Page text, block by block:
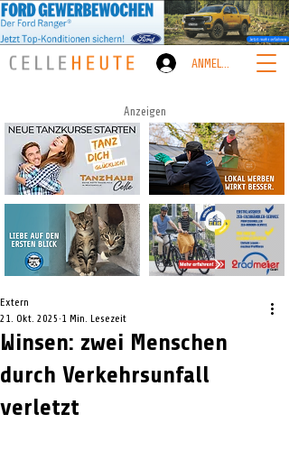
ANMELDEN
Anzeigen
Winsen: zwei Menschen
durch Verkehrsunfall
verletzt
Extern
21. Okt. 2025 1 Min. Lesezeit